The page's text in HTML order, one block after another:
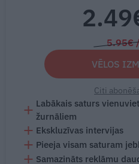
5.95€
VĒLOS
Citi
Labākais saturs
žurnāliem
Ekskluzīvas intervijas
Pieeja visam saturam
Samazināts reklāmu